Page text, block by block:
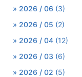
2026 / 06 (3)
2026 / 05 (2)
2026 / 04 (12)
2026 / 03 (6)
2026 / 02 (5)